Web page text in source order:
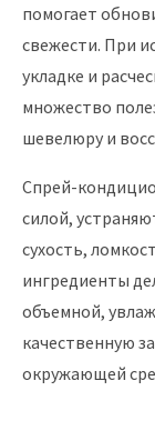
помогает
свежести. При
укладке и
множество
шевелюру и
Спрей-
силой,
сухость,
ингредиенты
объемной,
качественную
окружающей